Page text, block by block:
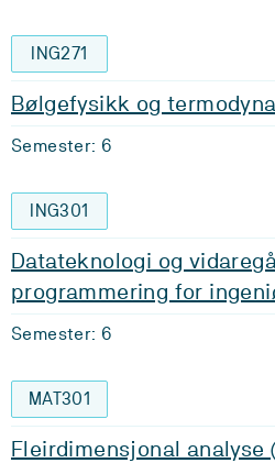
ING271
Bølgefysikk og
Semester: 6
ING301
Datateknologi og
programmering for
Semester: 6
MAT301
Fleirdimensjonal analyse